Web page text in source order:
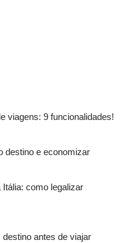
viagens: 9 funcionalidades!
destino e economizar
como legalizar
antes de viajar